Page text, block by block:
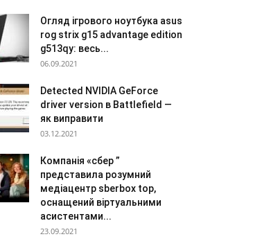
Огляд ігрового ноутбука asus
rog strix g15 advantage edition
g513qy: весь...
06.09.2021
Detected NVIDIA GeForce
driver version в Battlefield —
як виправити
03.12.2021
Компанія «сбер ”
представила розумний
медіацентр sberbox top,
оснащений віртуальними
асистентами...
23.09.2021